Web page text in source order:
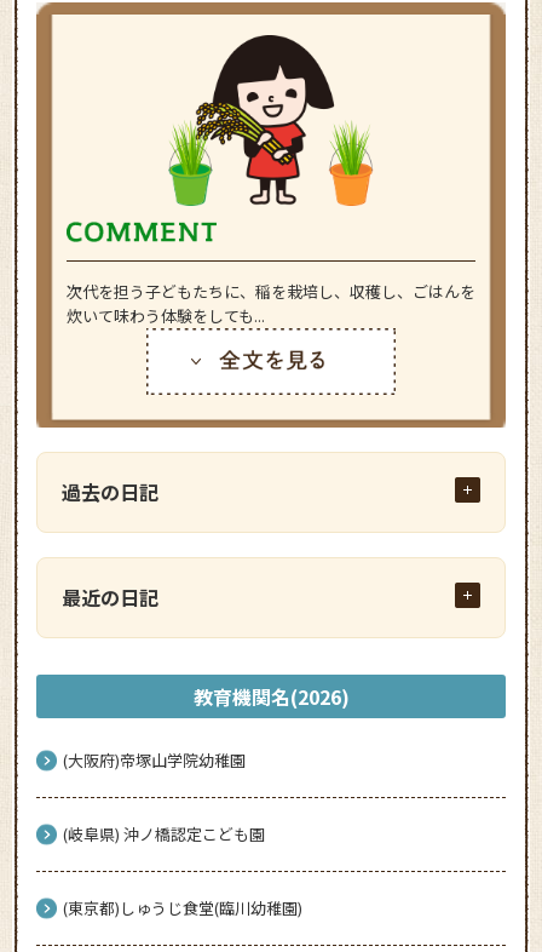
次代を担う子どもたちに、稲を栽培し、収穫し、ごはんを
炊いて味わう体験をしても...
過去の日記
最近の日記
教育機関名(2026)
(大阪府)帝塚山学院幼稚園
(岐阜県) 沖ノ橋認定こども園
(東京都)しゅうじ食堂(臨川幼稚園)